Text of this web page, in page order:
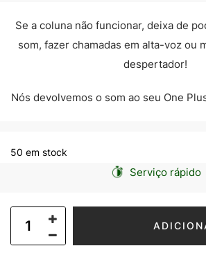
Se a coluna não funcionar, deixa de
som, fazer chamadas em alta-voz ou
despertador!
Nós devolvemos o som ao seu One
50 em stock
Serviço rápido